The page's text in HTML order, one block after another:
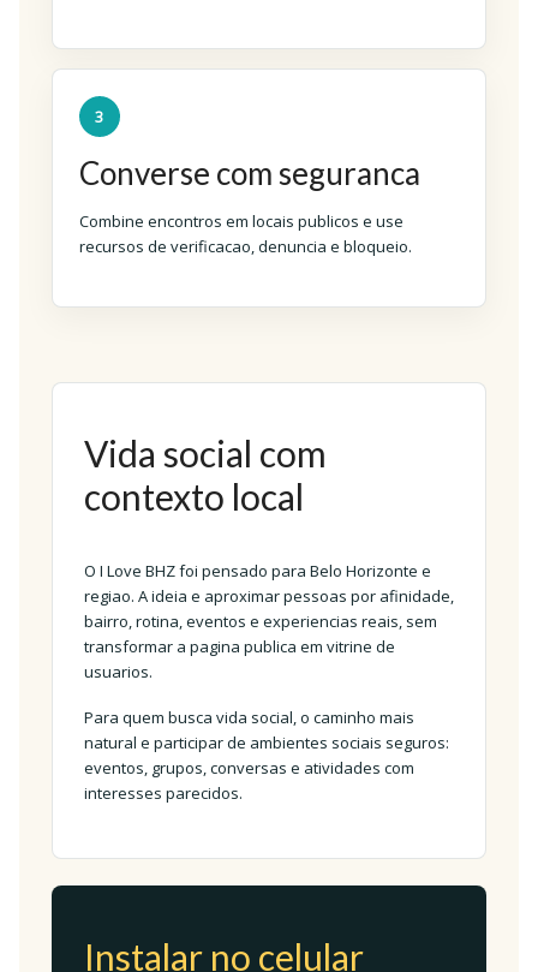
3
Converse com seguranca
Combine encontros em locais publicos e use
recursos de verificacao, denuncia e bloqueio.
Vida social com
contexto local
O I Love BHZ foi pensado para Belo Horizonte e
regiao. A ideia e aproximar pessoas por afinidade,
bairro, rotina, eventos e experiencias reais, sem
transformar a pagina publica em vitrine de
usuarios.
Para quem busca vida social, o caminho mais
natural e participar de ambientes sociais seguros:
eventos, grupos, conversas e atividades com
interesses parecidos.
Instalar no celular